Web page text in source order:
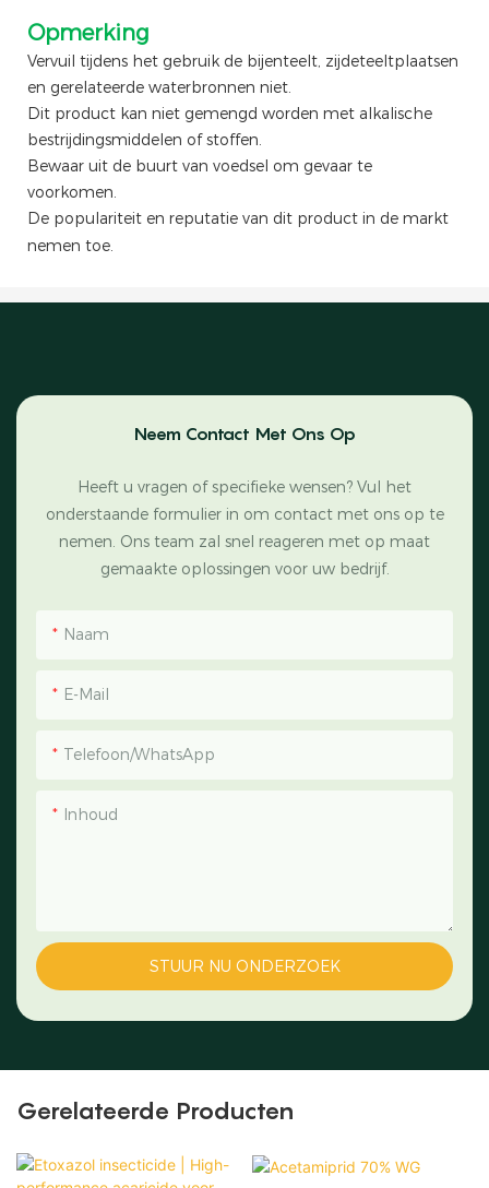
Opmerking
Vervuil tijdens het gebruik de bijenteelt, zijdeteeltplaatsen
en gerelateerde waterbronnen niet.
Dit product kan niet gemengd worden met alkalische
bestrijdingsmiddelen of stoffen.
Bewaar uit de buurt van voedsel om gevaar te
voorkomen.
De populariteit en reputatie van dit product in de markt
nemen toe.
Neem Contact Met Ons Op
Heeft u vragen of specifieke wensen? Vul het
onderstaande formulier in om contact met ons op te
nemen. Ons team zal snel reageren met op maat
gemaakte oplossingen voor uw bedrijf.
Naam
E-Mail
Telefoon/WhatsApp
Inhoud
STUUR NU ONDERZOEK
Gerelateerde Producten